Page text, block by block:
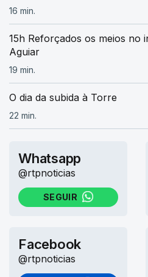
16 min.
15h Reforçados os meios no
Aguiar
19 min.
O dia da subida à Torre
22 min.
Whatsapp
@rtpnoticias
SEGUIR
NO WHATSAPP
Facebook
@rtpnoticias